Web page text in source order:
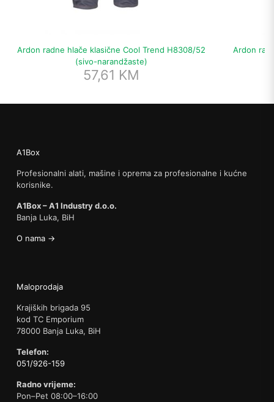
Ardon radne hlače klasične Cool Trend H8308/52
(sivo-narandžaste)
57,61 KM
Ardon
A1Box
Profesionalni alati, mašine i oprema za profesionalne i kućne
korisnike.
A1Box – A1 Industry d.o.o.
Banja Luka, BiH
O nama →
Maloprodaja
Krajiških brigada 95
kod TC Emporium
78000 Banja Luka, BiH
Telefon:
051/926-159
Radno vrijeme:
Pon–Pet 08:00–16:00